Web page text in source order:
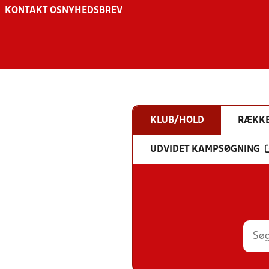
KONTAKT OS NYHEDSBREV
KLUB/HOLD
UDVIDET KAMPSØGNING